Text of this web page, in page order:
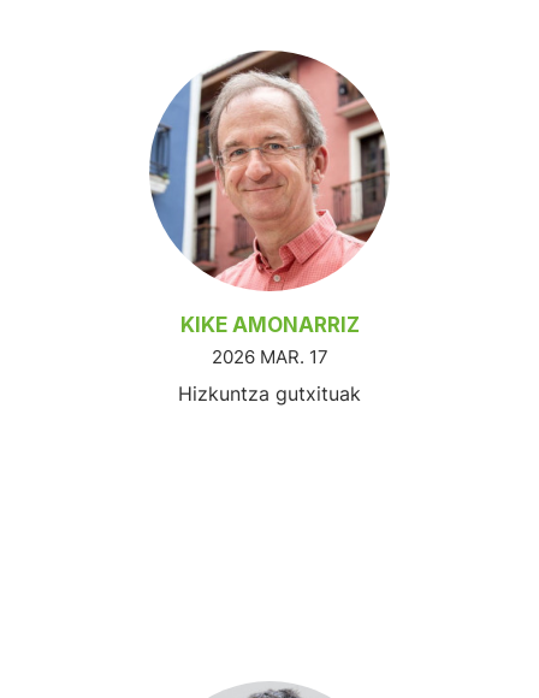
KIKE AMONARRIZ
2026 MAR. 17
Hizkuntza gutxituak